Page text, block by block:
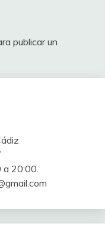
publicar un
20:00.